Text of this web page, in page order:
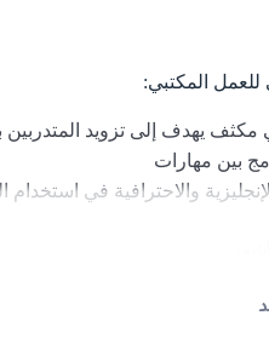
للعمل المكتبي:
مكثف يهدف إلى تزويد المتدربين
بين مهارات
والاحترافية في